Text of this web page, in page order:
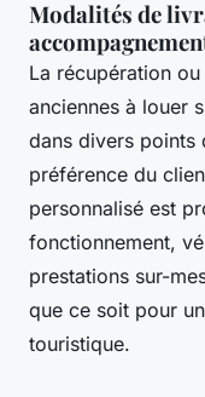
Modalités de
La récupération
anciennes à louer
dans divers points
préférence du
personnalisé est
fonctionnement,
prestations sur-
que ce soit pour
touristique.